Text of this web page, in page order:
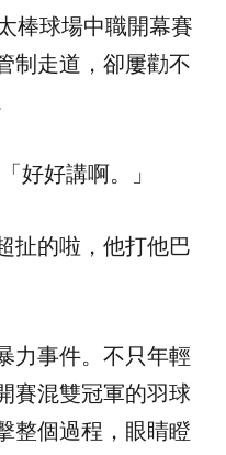
棒球場中職開幕賽
制走道，卻屢勸不
好好講啊。」
扯的啦，他打他巴
力事件。不只年輕
賽混雙冠軍的羽球
整個過程，眼睛瞪